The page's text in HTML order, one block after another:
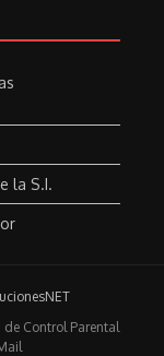
la S.I.
de Control Parental